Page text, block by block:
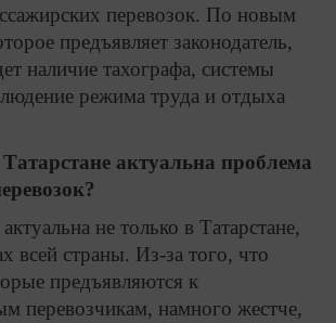
перевозок. По новым
предъявляет законодатель,
наличие тахографа, системы
режима труда и отдыха
актуальна проблема
не только в Татарстане,
всей страны. Из-за того, что
предъявляются к
перевозчикам, намного жестче,